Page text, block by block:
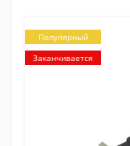
Популярный
Заканчивается